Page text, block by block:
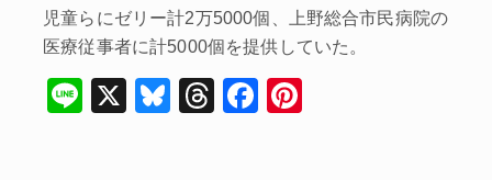
児童らにゼリー計2万5000個、上野総合市民病院の
医療従事者に計5000個を提供していた。
Li
X
Bl
T
F